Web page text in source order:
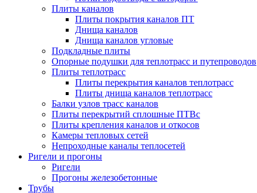
Плиты каналов
Плиты покрытия каналов ПТ
Днища каналов
Днища каналов угловые
Подкладные плиты
Опорные подушки для теплотрасс и путепроводов
Плиты теплотрасс
Плиты перекрытия каналов теплотрасс
Плиты днища каналов теплотрасс
Балки узлов трасс каналов
Плиты перекрытий сплошные ПТВс
Плиты крепления каналов и откосов
Камеры тепловых сетей
Непроходные каналы теплосетей
Ригели и прогоны
Ригели
Прогоны железобетонные
Трубы